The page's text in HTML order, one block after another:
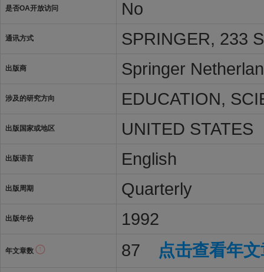
是否OA开放访问 No
通讯方式 SPRINGER, 233
出版商 Springer
涉及的研究方向 EDUCATION,
出版国家或地区 UNITED STATES
出版语言 English
出版周期 Quarterly
出版年份 1992
年文章数 87 点击查看年